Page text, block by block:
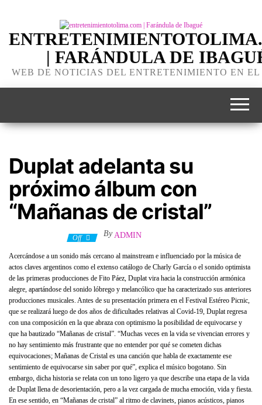
| FARÁNDULA DE
WEB DE NOTICIAS DEL ENTRETENIMIENTO EN
Duplat adelanta su
próximo álbum con
“Mañanas de cristal”
Off By ADMIN
Acercándose a un sonido más cercano al mainstream e influenciado por la música de
actos claves argentinos como el extenso catálogo de Charly García o el sonido optimista
de las primeras producciones de Fito Páez, Duplat vira hacia la construcción armónica
alegre, apartándose del sonido lóbrego y melancólico que ha caracterizado sus anteriores
producciones musicales. Antes de su presentación primera en el Festival Estéreo Picnic,
que se realizará luego de dos años de dificultades relativas al Covid-19, Duplat regresa
con una composición en la que abraza con optimismo la posibilidad de equivocarse y
que ha bautizado “Mañanas de cristal”. “Muchas veces en la vida se vivencian errores y
no hay sentimiento más frustrante que no entender por qué se cometen dichas
equivocaciones; Mañanas de Cristal es una canción que habla de exactamente ese
sentimiento de equivocarse sin saber por qué”, explica el músico bogotano. Sin
embargo, dicha historia se relata con un tono ligero ya que describe una etapa de la vida
de Duplat llena de desorientación, pero a la vez cargada de mucha emoción, vida y fiesta.
En ese sentido, en “Mañanas de cristal” al ritmo de clavinets, pianos acústicos, pianos